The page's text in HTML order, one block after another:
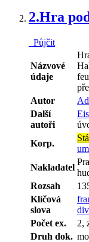
2.Hra
Půjčit
Názvové
údaje
Autor
Další
autoři
Korp.
Nakladatel
Rozsah
Klíčová
slova
Počet ex.
2,
Druh dok.